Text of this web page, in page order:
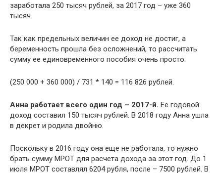
заработала 250 тысяч рублей, за 2017 год – уже 360
тысяч.
Так как предельных величин ее доход не достиг, а
беременность прошла без осложнений, то рассчитать
сумму ее единовременного пособия очень просто:
(250 000 + 360 000) / 731 * 140 = 116 826 рублей.
Анна работает всего один год – 2017-й. Ее годовой
доход составил 150 тысяч рублей. В 2018 году Анна ушла
в декрет и родила двойню.
Поскольку в 2016 году она еще не работала, то нужно
брать сумму МРОТ для расчета дохода за этот год. До 1
июля МРОТ составлял 6204 рубля, после – 7500 рублей. В